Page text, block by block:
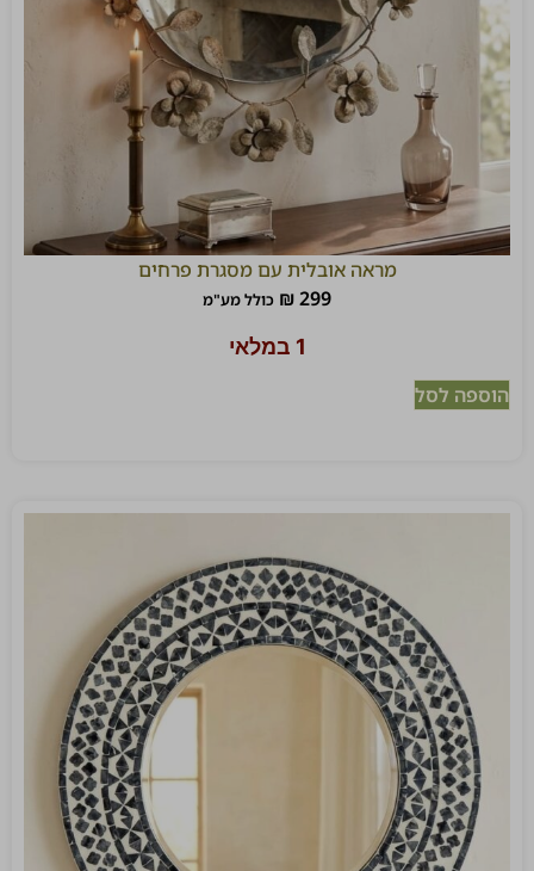
מראה אובלית עם מסגרת פרחים
₪299 כולל מע"מ
1 במלאי
הוספה לסל